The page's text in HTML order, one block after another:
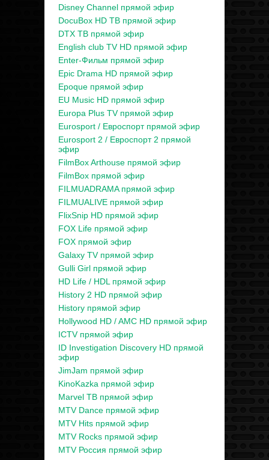
Disney Channel прямой эфир
DocuBox HD ТВ прямой эфир
DTX ТВ прямой эфир
English club TV HD прямой эфир
Enter-Фильм прямой эфир
Epic Drama HD прямой эфир
Epoque прямой эфир
EU Music HD прямой эфир
Europa Plus TV прямой эфир
Eurosport / Евроспорт прямой эфир
Eurosport 2 / Евроспорт 2 прямой
эфир
FilmBox Arthouse прямой эфир
FilmBox прямой эфир
FILMUADRAMA прямой эфир
FILMUALIVE прямой эфир
FlixSnip HD прямой эфир
FOX Life прямой эфир
FOX прямой эфир
Galaxy TV прямой эфир
Gulli Girl прямой эфир
HD Life / HDL прямой эфир
History 2 HD прямой эфир
History прямой эфир
Hollywood HD / AMC HD прямой эфир
ICTV прямой эфир
ID Investigation Discovery HD прямой
эфир
JimJam прямой эфир
KinoKazka прямой эфир
Marvel ТВ прямой эфир
MTV Dance прямой эфир
MTV Hits прямой эфир
MTV Rocks прямой эфир
MTV Россия прямой эфир